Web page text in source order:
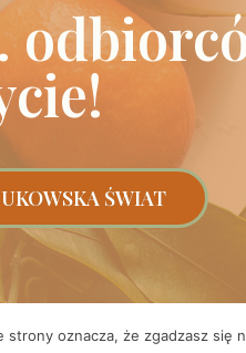
ŚWIAT
oznacza, że zgadzasz się